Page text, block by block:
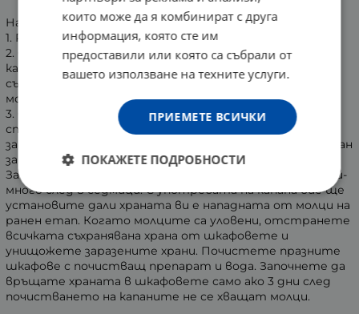
Начин на употреба:
1. Разрежете опаковката и извадете един капан.
2. Отлепете червената защитна лента от гърба на
капана и го поставете в близост до местата за
съхранение на храна особено, където сте забелязали
молци.
3. Отстранете защитното фолио от лепливата
страна. Капанът е готов за действие и феромонът
започва да привлича молците. Използвайте поне 1 капан
за шкаф, за по-големи обеми - използвайте 2 капана.
Заменете капана, след като се покрие с молци или най-
много след 8 седмици. С употребата на капана вие ще
установите дали храната ви е нападната от молци на
ранен етап. Когато молците са уловени, отстранете
всичката съхранявана храна от шкафовете и
унищожете заразените храни. Почистете празните
шкафове с почистващ препарат и вода. Започнете да
връщате храната в шкафовете само ако 3 дни след
почистването на капаните не се хващат молци.
които може да я комбинират с друга
информация, която сте им
предоставили или която са събрали от
вашето използване на техните услуги.
ПРИЕМЕТЕ ВСИЧКИ
ПОКАЖЕТЕ ПОДРОБНОСТИ